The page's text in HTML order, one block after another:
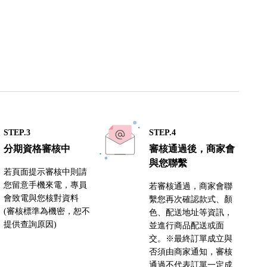
STEP.3
分期資格審核中
若頁面提示審核中則請
您留意手機來電，專員
會致電與您核對資料
(審核標準為機密，恕不
提供查詢原因)
STEP.4
審核通過後，商家會
與您聯繫
若審核通過，商家會聯
繫您再次確認款式、顏
色、配送地址等資訊，
並進行商品配送或面
交。※最終訂單成立與
否須由商家通知，審核
通過不代表訂單一定成